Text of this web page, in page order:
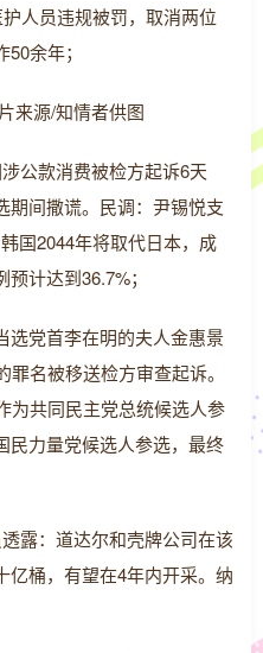
人员违规被罚，取消两位
余年；
来源/知情者供图
公款消费被检方起诉6天
期间撒谎。民调：尹锡悦支
国2044年将取代日本，成
计达到36.7%；
选党首李在明的夫人金惠景
名被移送检方审查起诉。
为共同民主党总统候选人参
民力量党候选人参选，最终
露：道达尔和壳牌公司在该
亿桶，有望在4年内开采。纳